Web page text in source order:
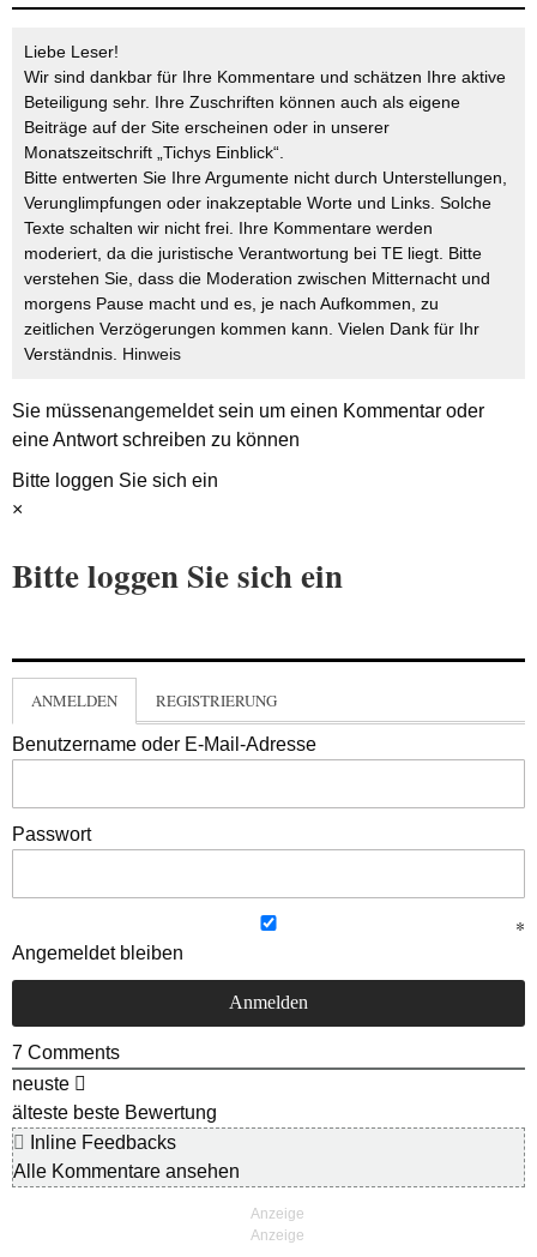
Liebe Leser!
Wir sind dankbar für Ihre Kommentare und schätzen Ihre aktive
Beteiligung sehr. Ihre Zuschriften können auch als eigene
Beiträge auf der Site erscheinen oder in unserer
Monatszeitschrift „Tichys Einblick“.
Bitte entwerten Sie Ihre Argumente nicht durch Unterstellungen,
Verunglimpfungen oder inakzeptable Worte und Links. Solche
Texte schalten wir nicht frei. Ihre Kommentare werden
moderiert, da die juristische Verantwortung bei TE liegt. Bitte
verstehen Sie, dass die Moderation zwischen Mitternacht und
morgens Pause macht und es, je nach Aufkommen, zu
zeitlichen Verzögerungen kommen kann. Vielen Dank für Ihr
Verständnis. Hinweis
Sie müssenangemeldetsein um einen Kommentar oder
eine Antwort schreiben zu können
Bitte loggen Sie sich ein
×
Bitte loggen Sie sich ein
ANMELDEN REGISTRIERUNG
Benutzername oder E-Mail-Adresse
Passwort
Angemeldet bleiben
7 Comments
neuste
älteste beste Bewertung
Inline Feedbacks
Alle Kommentare ansehen